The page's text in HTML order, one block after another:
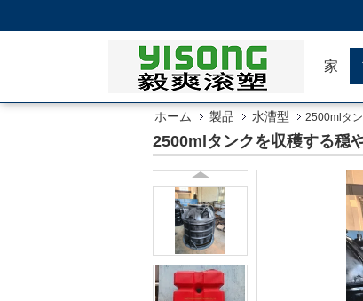
家
ホーム 製品 水漕型 2500mlタ
2500mlタンクを収穫する穏